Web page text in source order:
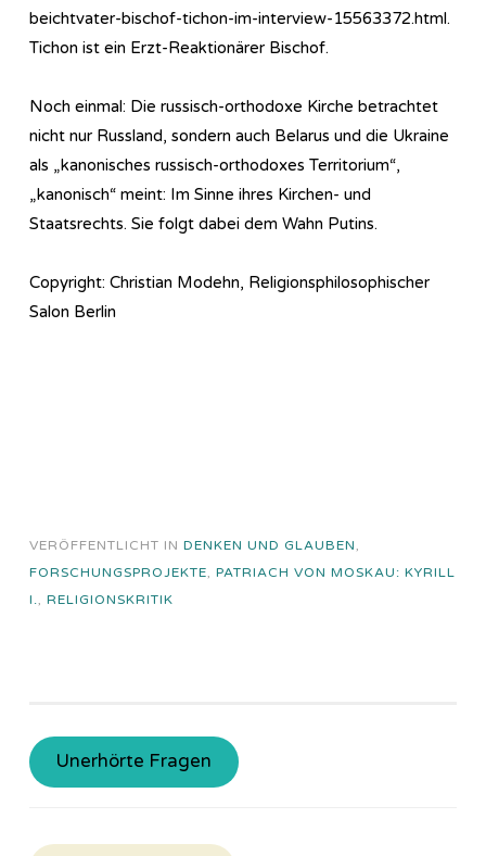
beichtvater-bischof-tichon-im-interview-15563372.html.
Tichon ist ein Erzt-Reaktionärer Bischof.
Noch einmal: Die russisch-orthodoxe Kirche betrachtet
nicht nur Russland, sondern auch Belarus und die Ukraine
als „kanonisches russisch-orthodoxes Territorium“,
„kanonisch“ meint: Im Sinne ihres Kirchen- und
Staatsrechts. Sie folgt dabei dem Wahn Putins.
Copyright: Christian Modehn, Religionsphilosophischer
Salon Berlin
VERÖFFENTLICHT IN DENKEN UND GLAUBEN,
FORSCHUNGSPROJEKTE, PATRIACH VON MOSKAU: KYRILL
I., RELIGIONSKRITIK
Unerhörte Fragen